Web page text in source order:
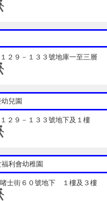
２９－１３３號地庫一至三層
兒園
２９－１３３號地下及１樓
利會幼稚園
士街６０號地下 １樓及３樓